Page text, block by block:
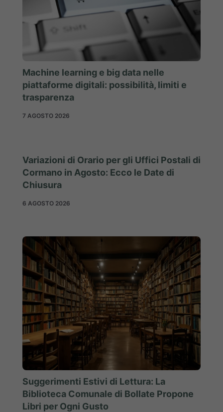
Machine learning e big data nelle
piattaforme digitali: possibilità, limiti e
trasparenza
7 AGOSTO 2026
Variazioni di Orario per gli Uffici Postali di
Cormano in Agosto: Ecco le Date di
Chiusura
6 AGOSTO 2026
Suggerimenti Estivi di Lettura: La
Biblioteca Comunale di Bollate Propone
Libri per Ogni Gusto